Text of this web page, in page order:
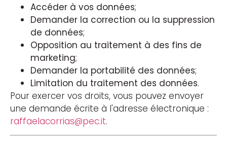
Accéder à vos données;
Demander la correction ou la suppression
de données;
Opposition au traitement à des fins de
marketing;
Demander la portabilité des données;
Limitation du traitement des données.
Pour exercer vos droits, vous pouvez envoyer
une demande écrite à l'adresse électronique :
raffaelacorrias@pec.it.